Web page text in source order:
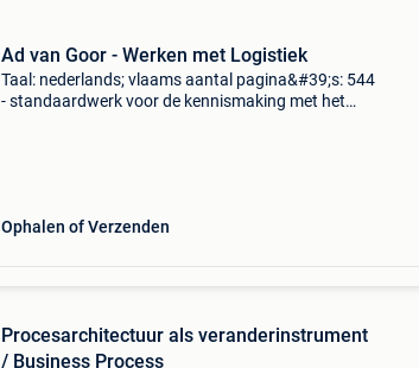
Ad van Goor - Werken met Logistiek
Taal: nederlands; vlaams aantal pagina&#39;s: 544
- standaardwerk voor de kennismaking met het
Ophalen of Verzenden
Procesarchitectuur als veranderinstrument
/ Business Process